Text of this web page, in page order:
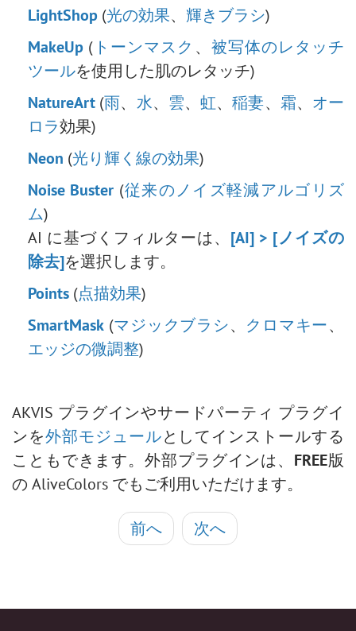
LightShop (光の効果、 輝きブラシ)
MakeUp ( トーンマスク 、 被写体のレタッチ
ツールを使用した肌のレタッチ)
NatureArt (雨、 水、 雲、 虹、稲妻、 霜、 オー
ロラ効果)
Neon (光り輝く線の効果)
Noise Buster (従来のノイズ軽減アルゴリズ
ム)
AI に基づくフィルターは、 [AI] > [ノイズの
除去]を選択します。
Points (点描効果)
SmartMask (マジックブラシ、 クロマキー、
エッジの微調整)
AKVIS プラグインやサードパーティ プラグイ
ンを外部モジュールとしてインストールする
こともできます。外部プラグインは、 FREE版
の AliveColors でもご利用いただけます。
前へ 次へ